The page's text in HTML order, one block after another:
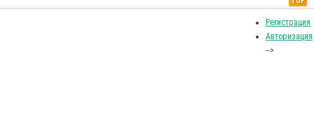
Регистрация
Авторизация
-->